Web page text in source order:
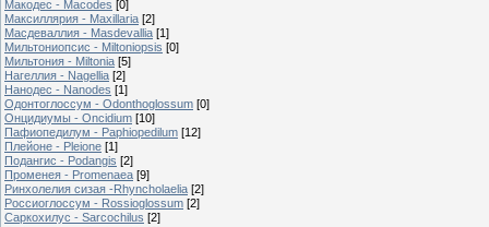
Макодес - Macodes [0]
Максиллярия - Maxillaria [2]
Масдеваллия - Masdevallia [1]
Мильтониопсис - Miltoniopsis [0]
Мильтония - Miltonia [5]
Нагеллия - Nagellia [2]
Нанодес - Nanodes [1]
Одонтоглоссум - Odonthoglossum [0]
Онцидиумы - Oncidium [10]
Пафиопедилум - Paphiopedilum [12]
Плейоне - Pleione [1]
Подангис - Рodangis [2]
Променея - Promenaea [9]
Ринхолелия сизая -Rhyncholaelia [2]
Россиоглоссум - Rossioglossum [2]
Саркохилус - Sarcochilus [2]